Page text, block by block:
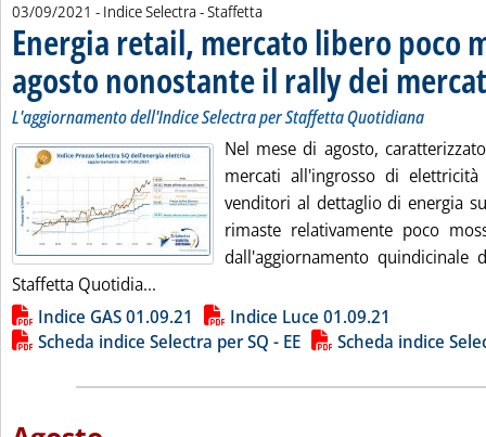
03/09/2021 - Indice Selectra - Staffetta
Energia retail, mercato libero poco
agosto nonostante il rally dei
L'aggiornamento dell'Indice Selectra per Staffetta Quotidiana
Nel mese di agosto,
mercati all'ingrosso di
venditori al dettaglio di energia
rimaste relativamente poco
dall'aggiornamento quindicinale
Staffetta Quotidia...
Lista allegati PDF alla notizia
Indice GAS 01.09.21
Indice Luce 01.09.21
Scheda indice Selectra per SQ - EE
Scheda indice